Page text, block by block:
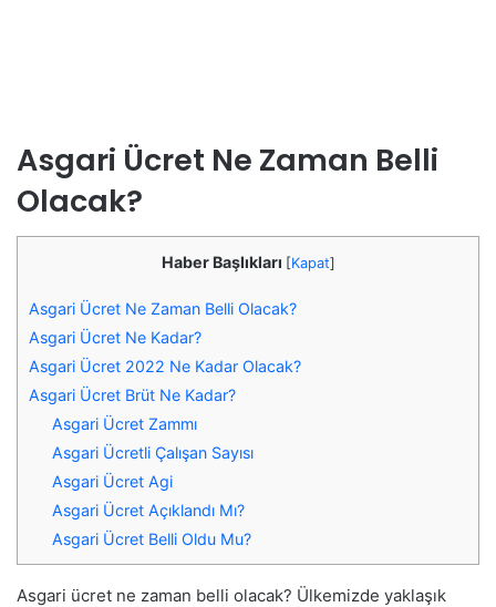
Asgari Ücret Ne Zaman Belli
Olacak?
Haber Başlıkları [Kapat]
Asgari Ücret Ne Zaman Belli Olacak?
Asgari Ücret Ne Kadar?
Asgari Ücret 2022 Ne Kadar Olacak?
Asgari Ücret Brüt Ne Kadar?
Asgari Ücret Zammı
Asgari Ücretli Çalışan Sayısı
Asgari Ücret Agi
Asgari Ücret Açıklandı Mı?
Asgari Ücret Belli Oldu Mu?
Asgari ücret ne zaman belli olacak? Ülkemizde yaklaşık